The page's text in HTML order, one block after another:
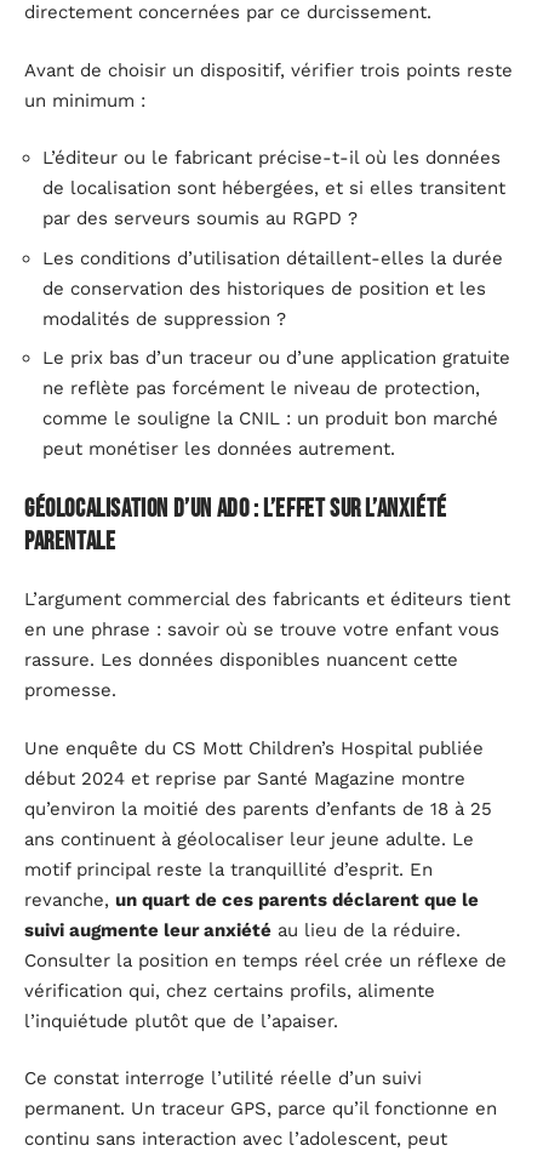
directement concernées par ce durcissement.
Avant de choisir un dispositif, vérifier trois points reste
un minimum :
L’éditeur ou le fabricant précise-t-il où les données
de localisation sont hébergées, et si elles transitent
par des serveurs soumis au RGPD ?
Les conditions d’utilisation détaillent-elles la durée
de conservation des historiques de position et les
modalités de suppression ?
Le prix bas d’un traceur ou d’une application gratuite
ne reflète pas forcément le niveau de protection,
comme le souligne la CNIL : un produit bon marché
peut monétiser les données autrement.
Géolocalisation d’un ado : l’effet sur l’anxiété
parentale
L’argument commercial des fabricants et éditeurs tient
en une phrase : savoir où se trouve votre enfant vous
rassure. Les données disponibles nuancent cette
promesse.
Une enquête du CS Mott Children’s Hospital publiée
début 2024 et reprise par Santé Magazine montre
qu’environ la moitié des parents d’enfants de 18 à 25
ans continuent à géolocaliser leur jeune adulte. Le
motif principal reste la tranquillité d’esprit. En
revanche, un quart de ces parents déclarent que le
suivi augmente leur anxiété au lieu de la réduire.
Consulter la position en temps réel crée un réflexe de
vérification qui, chez certains profils, alimente
l’inquiétude plutôt que de l’apaiser.
Ce constat interroge l’utilité réelle d’un suivi
permanent. Un traceur GPS, parce qu’il fonctionne en
continu sans interaction avec l’adolescent, peut